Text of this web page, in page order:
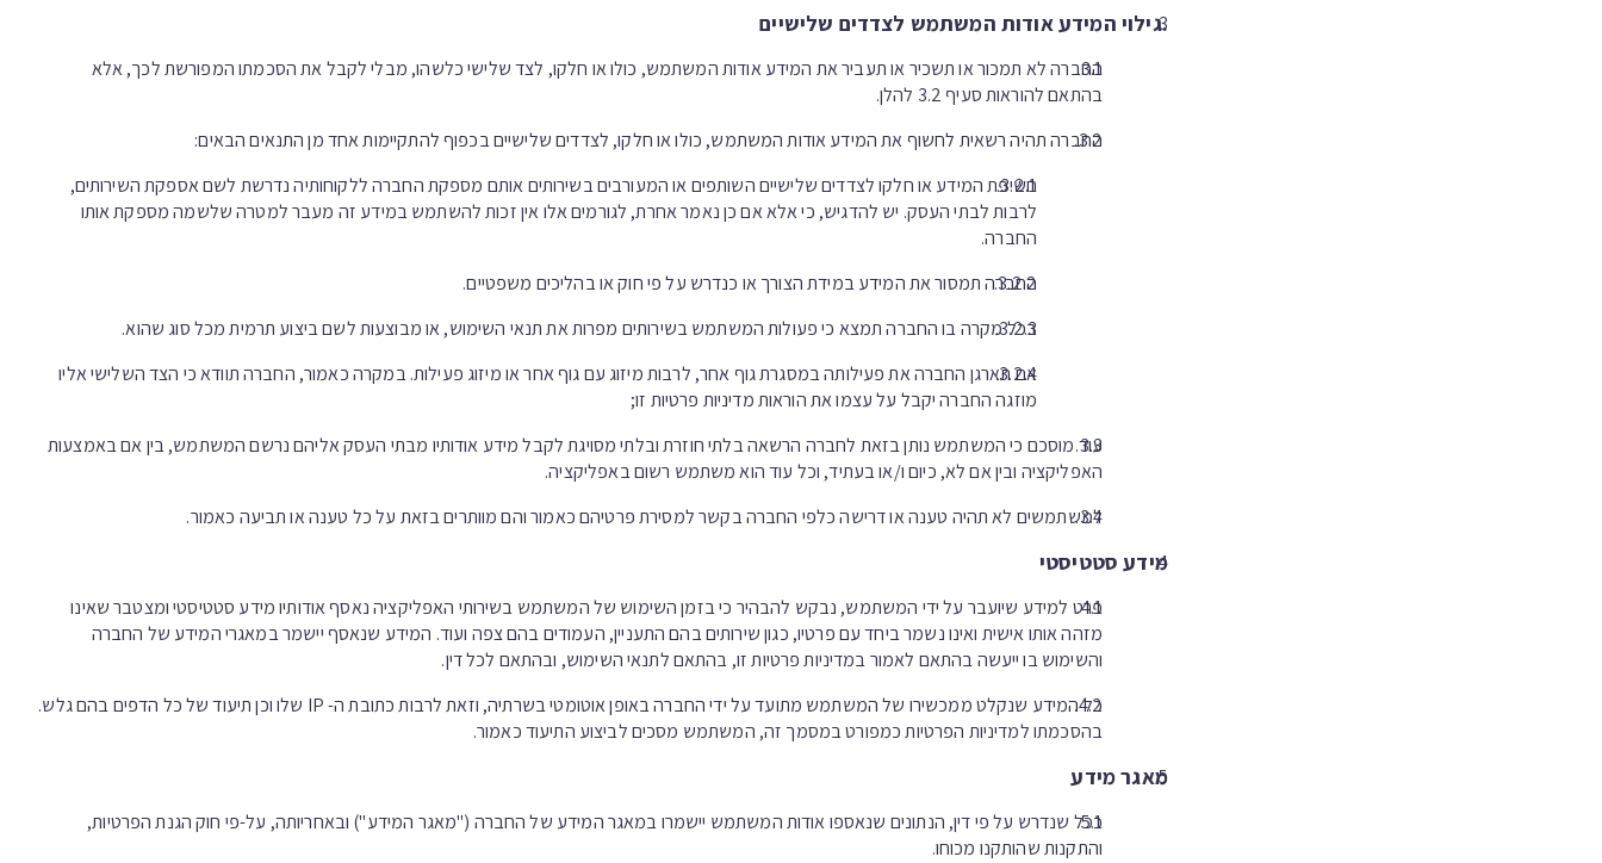
.גילוי המידע אודות המשתמש לצדדים שלישיים
החברה לא תמכור או תשכיר או תעביר את המידע אודות המשתמש, כולו או חלקו, לצד שלישי כלשהו, מבלי לקבל את הסכמתו המפורשת לכך, אלא
בהתאם להוראות סעיף 3.2 להלן.
החברה תהיה רשאית לחשוף את המידע אודות המשתמש, כולו או חלקו, לצדדים שלישיים בכפוף להתקיימות אחד מן התנאים הבאים:
חשיפת המידע או חלקו לצדדים שלישיים השותפים או המעורבים בשירותים אותם מספקת החברה ללקוחותיה נדרשת לשם אספקת השירותים,
לרבות לבתי העסק. יש להדגיש, כי אלא אם כן נאמר אחרת, לגורמים אלו אין זכות להשתמש במידע זה מעבר למטרה שלשמה מספקת אותו
החברה.
החברה תמסור את המידע במידת הצורך או כנדרש על פי חוק או בהליכים משפטיים.
בכל מקרה בו החברה תמצא כי פעולות המשתמש בשירותים מפרות את תנאי השימוש, או מבוצעות לשם ביצוע תרמית מכל סוג שהוא.
אם תארגן החברה את פעילותה במסגרת גוף אחר, לרבות מיזוג עם גוף אחר או מיזוג פעילות. במקרה כאמור, החברה תוודא כי הצד השלישי אליו
מוזגה החברה יקבל על עצמו את הוראות מדיניות פרטיות זו;
עוד מוסכם כי המשתמש נותן בזאת לחברה הרשאה בלתי חוזרת ובלתי מסויגת לקבל מידע אודותיו מבתי העסק אליהם נרשם המשתמש, בין אם באמצעות
האפליקציה ובין אם לא, כיום ו/או בעתיד, וכל עוד הוא משתמש רשום באפליקציה.
למשתמשים לא תהיה טענה או דרישה כלפי החברה בקשר למסירת פרטיהם כאמור והם מוותרים בזאת על כל טענה או תביעה כאמור.
מידע סטטיסטי
פרט למידע שיועבר על ידי המשתמש, נבקש להבהיר כי בזמן השימוש של המשתמש בשירותי האפליקציה נאסף אודותיו מידע סטטיסטי ומצטבר שאינו
מזהה אותו אישית ואינו נשמר ביחד עם פרטיו, כגון שירותים בהם התעניין, העמודים בהם צפה ועוד. המידע שנאסף יישמר במאגרי המידע של החברה
והשימוש בו ייעשה בהתאם לאמור במדיניות פרטיות זו, בהתאם לתנאי השימוש, ובהתאם לכל דין.
כל המידע שנקלט ממכשירו של המשתמש מתועד על ידי החברה באופן אוטומטי בשרתיה, וזאת לרבות כתובת ה- IP שלו וכן תיעוד של כל הדפים בהם גלש.
בהסכמתו למדיניות הפרטיות כמפורט במסמך זה, המשתמש מסכים לביצוע התיעוד כאמור.
מאגר מידע
ככל שנדרש על פי דין, הנתונים שנאספו אודות המשתמש יישמרו במאגר המידע של החברה ("מאגר המידע") ובאחריותה, על-פי חוק הגנת הפרטיות,
והתקנות שהותקנו מכוחו.